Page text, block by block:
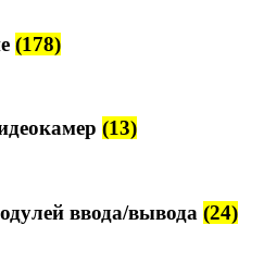
(178)
(13)
ввода/вывода (24)